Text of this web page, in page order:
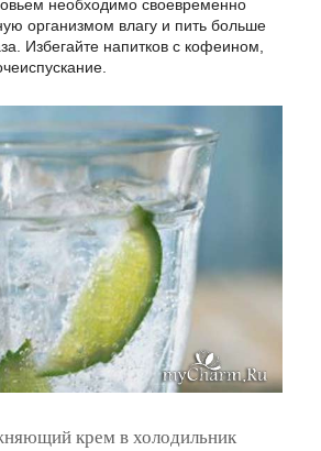
необходимо своевременно
организмом влагу и пить больше
Избегайте напитков с кофеином,
крем в холодильник